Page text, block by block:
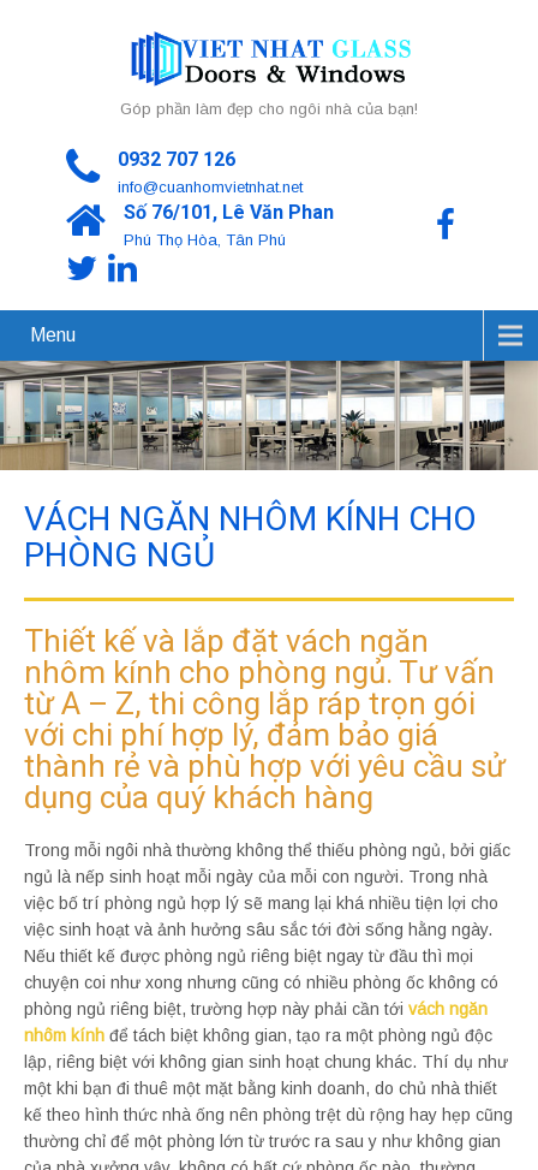
Góp phần làm đẹp cho ngôi nhà của bạn!
0932 707 126
info@cuanhomvietnhat.net
Số 76/101, Lê Văn Phan
Phú Thọ Hòa, Tân Phú
Menu
VÁCH NGĂN NHÔM KÍNH CHO
PHÒNG NGỦ
Thiết kế và lắp đặt vách ngăn
nhôm kính cho phòng ngủ. Tư vấn
từ A – Z, thi công lắp ráp trọn gói
với chi phí hợp lý, đảm bảo giá
thành rẻ và phù hợp với yêu cầu sử
dụng của quý khách hàng
Trong mỗi ngôi nhà thường không thể thiếu phòng ngủ, bởi giấc
ngủ là nếp sinh hoạt mỗi ngày của mỗi con người. Trong nhà
việc bố trí phòng ngủ hợp lý sẽ mang lại khá nhiều tiện lợi cho
việc sinh hoạt và ảnh hưởng sâu sắc tới đời sống hằng ngày.
Nếu thiết kế được phòng ngủ riêng biệt ngay từ đầu thì mọi
chuyện coi như xong nhưng cũng có nhiều phòng ốc không có
phòng ngủ riêng biệt, trường hợp này phải cần tới vách ngăn
nhôm kính để tách biệt không gian, tạo ra một phòng ngủ độc
lập, riêng biệt với không gian sinh hoạt chung khác. Thí dụ như
một khi bạn đi thuê một mặt bằng kinh doanh, do chủ nhà thiết
kế theo hình thức nhà ống nên phòng trệt dù rộng hay hẹp cũng
thường chỉ để một phòng lớn từ trước ra sau y như không gian